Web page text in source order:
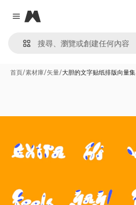
Close menu
Magnific
首頁/素材庫/矢量/大胆的文字贴纸排版向量集